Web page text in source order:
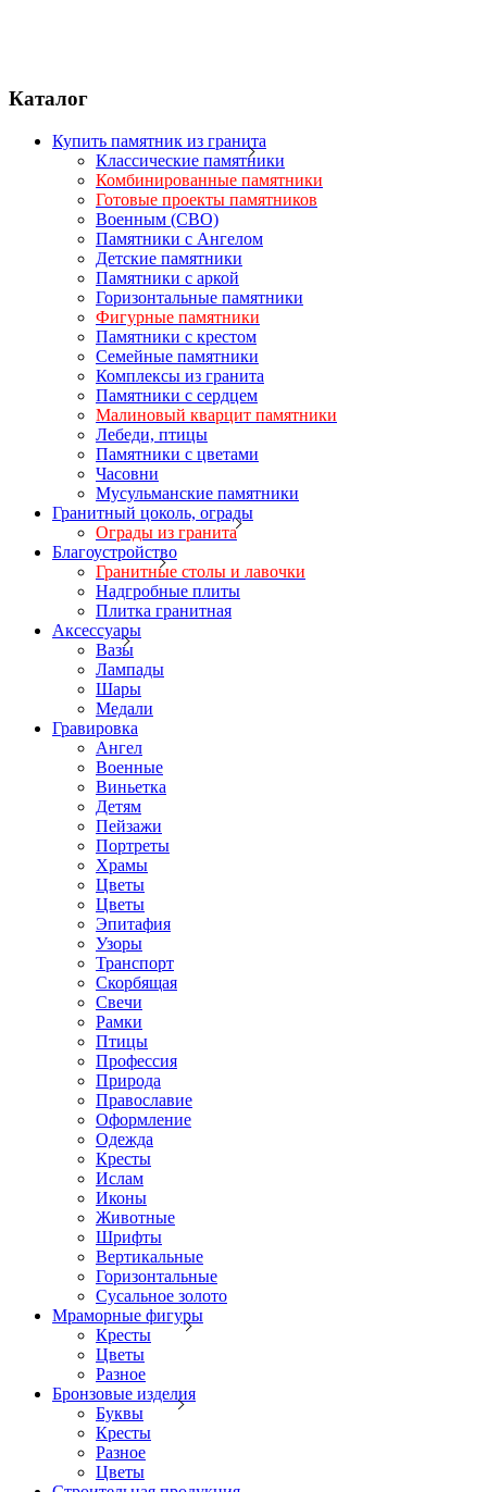
Каталог
Купить памятник из гранита
Классические памятники
Комбинированные памятники
Готовые проекты памятников
Военным (СВО)
Памятники с Ангелом
Детские памятники
Памятники с аркой
Горизонтальные памятники
Фигурные памятники
Памятники с крестом
Семейные памятники
Комплексы из гранита
Памятники с сердцем
Малиновый кварцит памятники
Лебеди, птицы
Памятники с цветами
Часовни
Мусульманские памятники
Гранитный цоколь, ограды
Ограды из гранита
Благоустройство
Гранитные столы и лавочки
Надгробные плиты
Плитка гранитная
Аксессуары
Вазы
Лампады
Шары
Медали
Гравировка
Ангел
Военные
Виньетка
Детям
Пейзажи
Портреты
Храмы
Цветы
Цветы
Эпитафия
Узоры
Транспорт
Скорбящая
Свечи
Рамки
Птицы
Профессия
Природа
Православие
Оформление
Одежда
Кресты
Ислам
Иконы
Животные
Шрифты
Вертикальные
Горизонтальные
Сусальное золото
Мраморные фигуры
Кресты
Цветы
Разное
Бронзовые изделия
Буквы
Кресты
Разное
Цветы